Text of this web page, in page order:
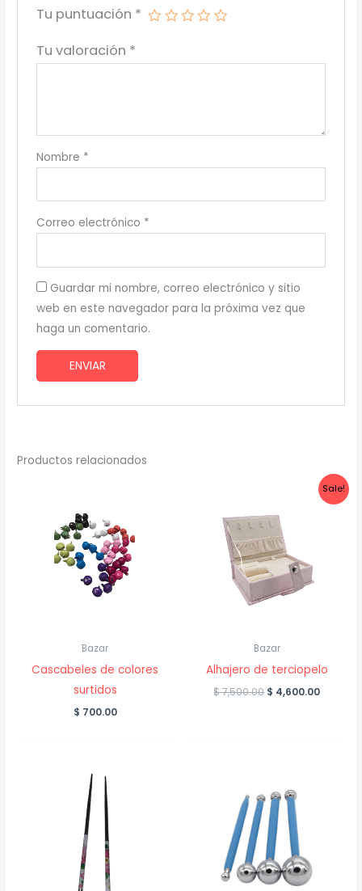
Tu puntuación *
Tu valoración *
Nombre *
Correo electrónico *
Guardar mi nombre, correo electrónico y sitio
web en este navegador para la próxima vez que
haga un comentario.
Productos relacionados
Bazar
Cascabeles de colores
surtidos
$ 700.00
Sale!
Bazar
Alhajero de terciopelo
$7,500.00 Original
$ 4,600.00